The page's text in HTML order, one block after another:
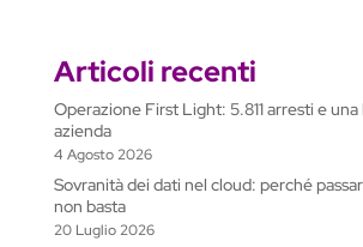
Articoli recenti
Operazione First Light: 5.811 arresti e
azienda
4 Agosto 2026
Sovranità dei dati nel cloud: perché
non basta
20 Luglio 2026